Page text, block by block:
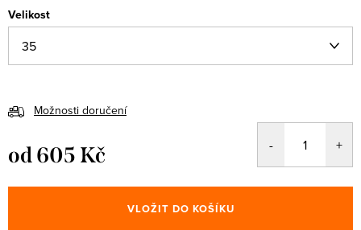
Velikost
Možnosti doručení
od605 Kč
cena:
VLOŽIT DO KOŠÍKU